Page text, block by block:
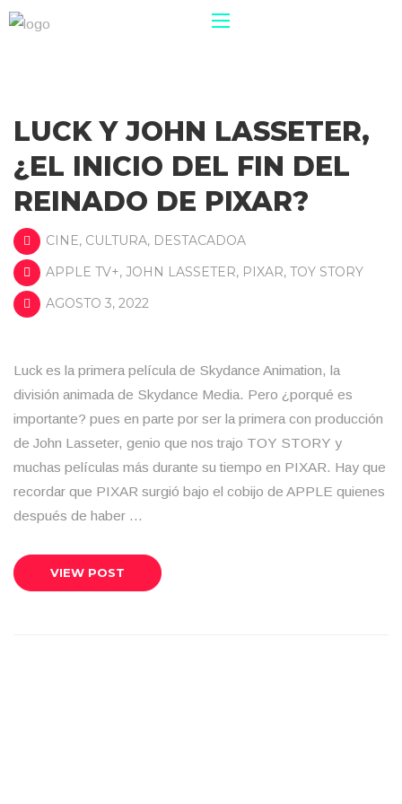
LUCK Y JOHN LASSETER,
¿EL INICIO DEL FIN DEL
REINADO DE PIXAR?
CINE, CULTURA, DESTACADOA
APPLE TV+, JOHN LASSETER, PIXAR, TOY STORY
AGOSTO 3, 2022
Luck es la primera película de Skydance Animation, la
división animada de Skydance Media. Pero ¿porqué es
importante? pues en parte por ser la primera con producción
de John Lasseter, genio que nos trajo TOY STORY y
muchas películas más durante su tiempo en PIXAR. Hay que
recordar que PIXAR surgió bajo el cobijo de APPLE quienes
después de haber …
VIEW POST